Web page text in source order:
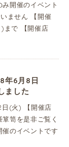
開催のイベント
ません 【開催
)まで 【開催店
年6月8日
ました
日(火) 【開催店
笥を是非ご覧く
のイベントです